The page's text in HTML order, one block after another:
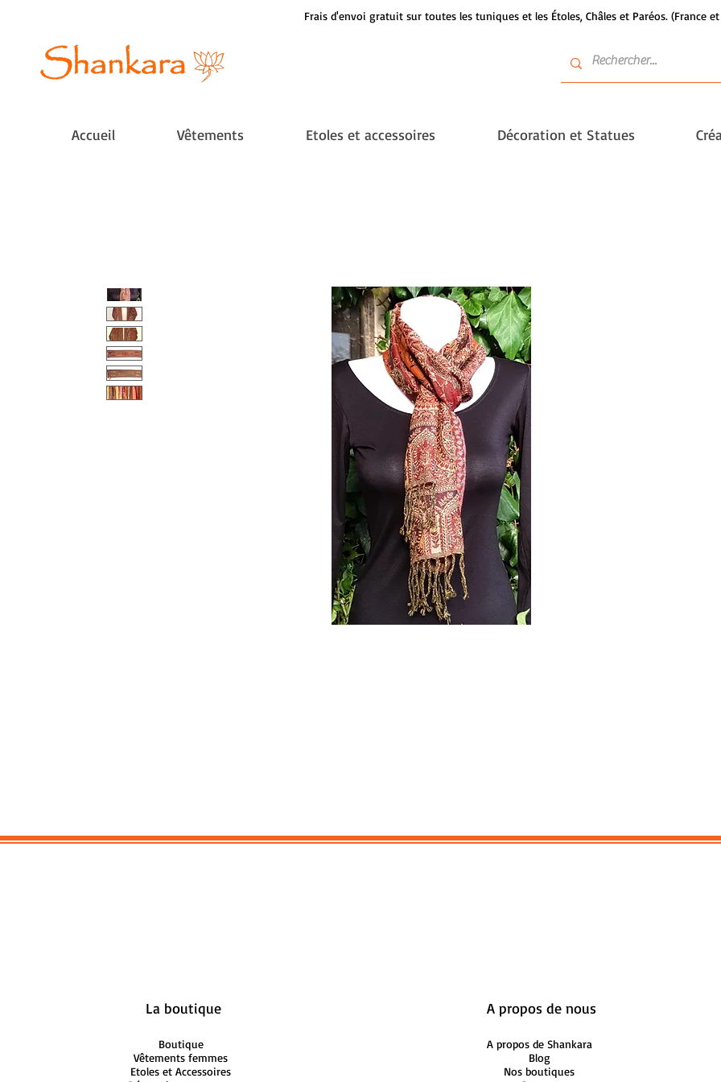
Frais d'envoi gratuit sur toutes les tuniques et les Étoles, Châles et Paréos. (France
Accueil Vêtements Etoles et accessoires Décoration et Statues
La boutique
Boutique
Vêtements femmes
Etoles et Accessoires
A propos de nous
A propos de Shankara
Blog
Nos boutiques